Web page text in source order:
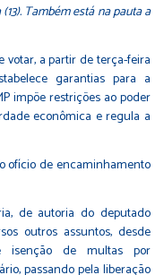
Também está na pauta a
votar, a partir de terça-feira
garantias para a
impõe restrições ao poder
econômica e regula a
ofício de encaminhamento
de autoria do deputado
outros assuntos, desde
isenção de multas por
passando pela liberação